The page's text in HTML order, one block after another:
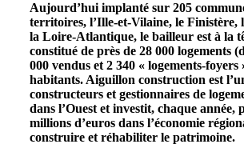
Aujourd’hui implanté sur 205
territoires, l’Ille-et-Vilaine, le Finistère,
la Loire-Atlantique, le bailleur est à la
constitué de près de 28 000 logements
000 vendus et 2 340 « logements-foyers
habitants. Aiguillon construction est
constructeurs et gestionnaires de
dans l’Ouest et investit, chaque année,
millions d’euros dans l’économie
construire et réhabiliter le patrimoine.